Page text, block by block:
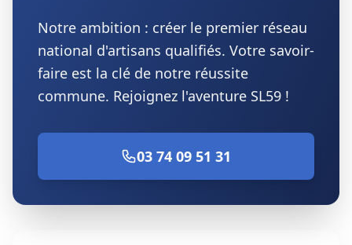
Notre ambition : créer le premier réseau
national d'artisans qualifiés. Votre savoir-
faire est la clé de notre réussite
commune. Rejoignez l'aventure SL59 !
03 74 09 51 31